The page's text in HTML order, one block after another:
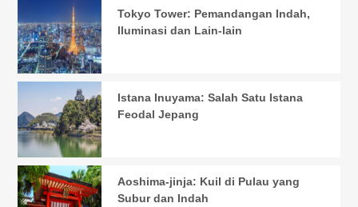
Tokyo Tower: Pemandangan Indah,
Iluminasi dan Lain-lain
Istana Inuyama: Salah Satu Istana
Feodal Jepang
Aoshima-jinja: Kuil di Pulau yang
Subur dan Indah